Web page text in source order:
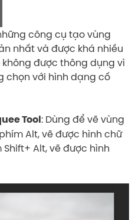
công cụ tạo vùng
nhất và được khá nhiều
không được thông dụng vì
chọn với hình dạng cố
Tool: Dùng để vẽ vùng
Alt, vẽ được hình chữ
Alt, vẽ được hình